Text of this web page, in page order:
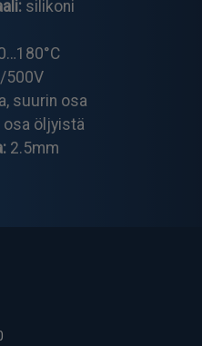
silikoni
500V
suurin osa
osa öljyistä
2.5mm